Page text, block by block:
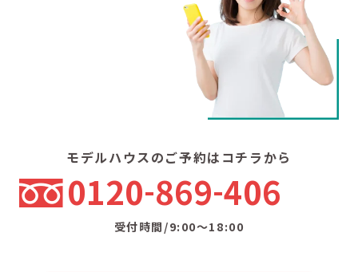
モデルハウスのご予約はコチラから
0120 869 406
受付時間/9:00〜18:00